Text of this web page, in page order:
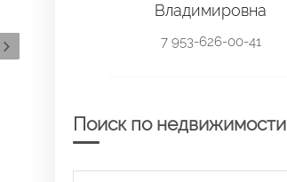
Владимировна
7 953-626-00-41
Поиск по недвижимости